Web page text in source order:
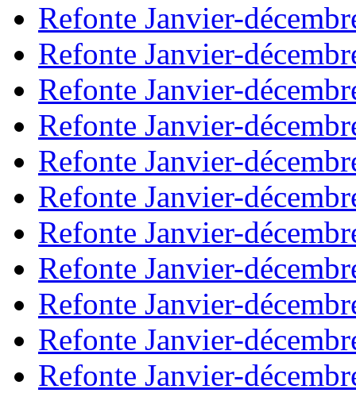
Refonte Janvier-
Refonte Janvier-
Refonte Janvier-
Refonte Janvier-
Refonte Janvier-
Refonte Janvier-
Refonte Janvier-
Refonte Janvier-
Refonte Janvier-
Refonte Janvier-
Refonte Janvier-